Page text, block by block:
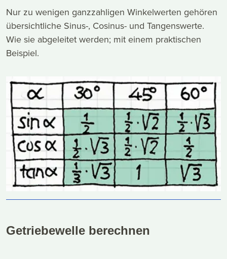
Nur zu wenigen ganzzahligen Winkelwerten gehören
übersichtliche Sinus-, Cosinus- und Tangenswerte.
Wie sie abgeleitet werden; mit einem praktischen
Beispiel.
Getriebewelle berechnen